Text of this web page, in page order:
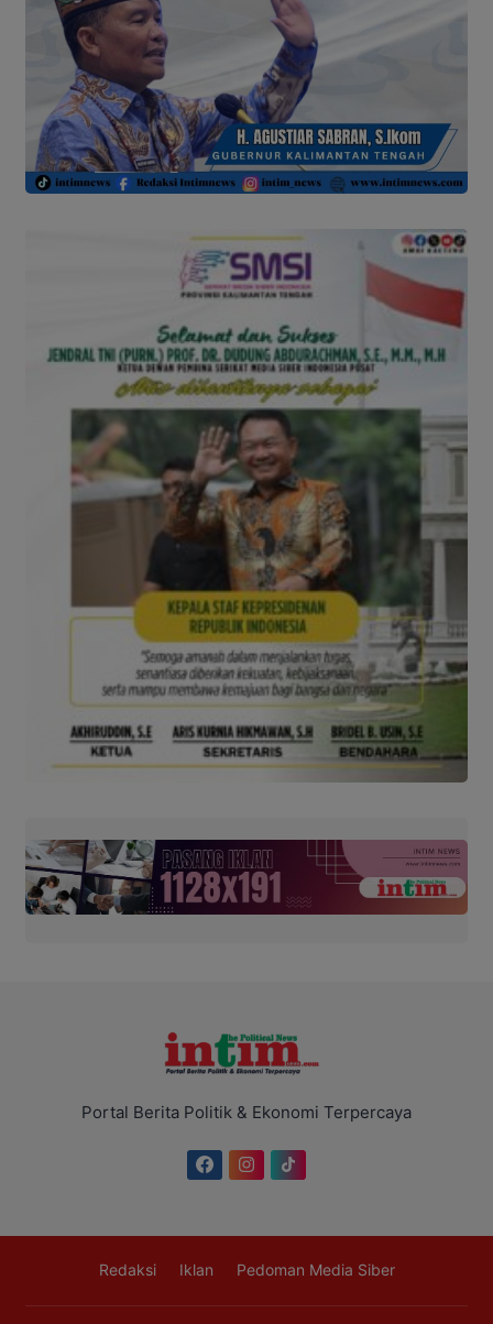
Portal Berita Politik & Ekonomi Terpercaya
Redaksi Iklan Pedoman Media Siber